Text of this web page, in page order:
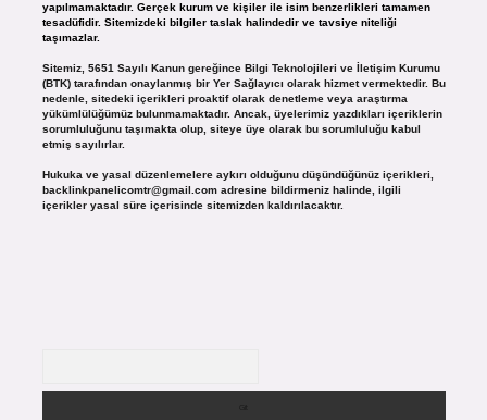
yapılmamaktadır. Gerçek kurum ve kişiler ile isim benzerlikleri tamamen
tesadüfidir. Sitemizdeki bilgiler taslak halindedir ve tavsiye niteliği
taşımazlar.
Sitemiz, 5651 Sayılı Kanun gereğince Bilgi Teknolojileri ve İletişim Kurumu
(BTK) tarafından onaylanmış bir Yer Sağlayıcı olarak hizmet vermektedir. Bu
nedenle, sitedeki içerikleri proaktif olarak denetleme veya araştırma
yükümlülüğümüz bulunmamaktadır. Ancak, üyelerimiz yazdıkları içeriklerin
sorumluluğunu taşımakta olup, siteye üye olarak bu sorumluluğu kabul
etmiş sayılırlar.
Hukuka ve yasal düzenlemelere aykırı olduğunu düşündüğünüz içerikleri,
backlinkpanelicomtr@gmail.comadresine bildirmeniz halinde, ilgili
içerikler yasal süre içerisinde sitemizden kaldırılacaktır.